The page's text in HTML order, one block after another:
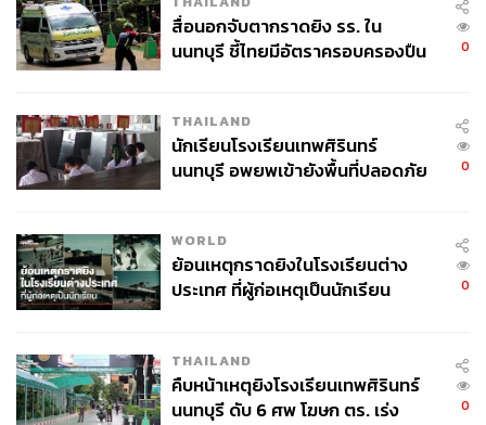
สื่อนอกจับตากราดยิง รร. ใน
นนทบุรี ชี้ไทยมีอัตราครอบครองปืน
0
THAILAND
นักเรียนโรงเรียนเทพศิรินทร์
นนทบุรี อพยพเข้ายังพื้นที่ปลอดภัย
0
WORLD
ย้อนเหตุกราดยิงในโรงเรียนต่าง
ประเทศ ที่ผู้ก่อเหตุเป็นนักเรียน
0
THAILAND
คืบหน้าเหตุยิงโรงเรียนเทพศิรินทร์
นนทบุรี ดับ 6 ศพ โฆษก ตร. เร่ง
0